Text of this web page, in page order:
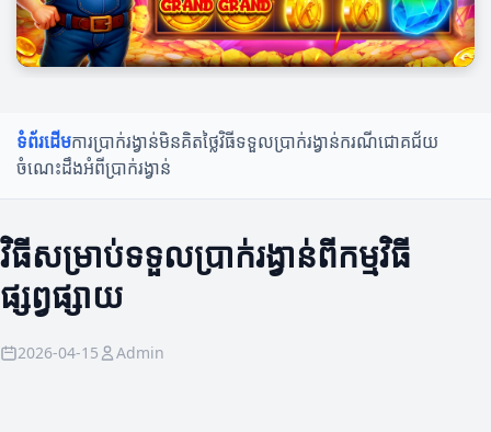
ទំព័រដើមការប្រាក់រង្វាន់មិនគិតថ្លៃវិធីទទួលប្រាក់រង្វាន់ករណីជោគជ័យ
ចំណេះដឹងអំពីប្រាក់រង្វាន់
វិធីសម្រាប់ទទួលប្រាក់រង្វាន់ពីកម្មវិធី
ផ្សព្វផ្សាយ
2026-04-15 Admin